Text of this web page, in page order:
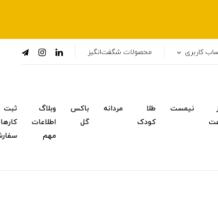
کاربری محصولات شگفت‌انگیز
نیمست
طلا
کودک
مردانه
باکس
گل
وبلاگ
اطلاعات
مهم
ثبت